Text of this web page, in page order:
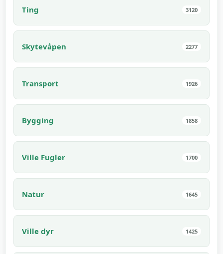
Ting 3120
Skytevåpen 2277
Transport 1926
Bygging 1858
Ville Fugler 1700
Natur 1645
Ville dyr 1425